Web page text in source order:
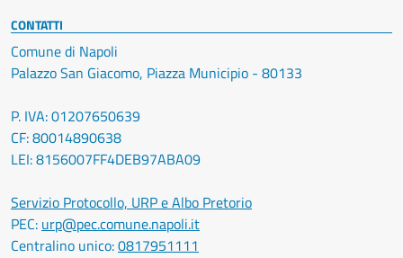
CONTATTI
Comune di Napoli
Palazzo San Giacomo, Piazza Municipio - 80133
P. IVA: 01207650639
CF: 80014890638
LEI: 8156007FF4DEB97ABA09
Servizio Protocollo, URP e Albo Pretorio
PEC: urp@pec.comune.napoli.it
Centralino unico:0817951111